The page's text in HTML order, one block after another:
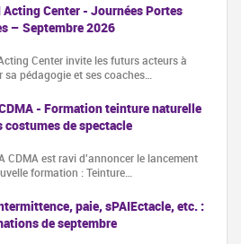
Center - Journées Portes
– Septembre 2026
Center invite les futurs acteurs à
sa pédagogie et ses coaches…
- Formation teinture naturelle
costumes de spectacle
CDMA est ravi d'annoncer le lancement
formation : Teinture…
paie, sPAIEctacle, etc. :
de septembre